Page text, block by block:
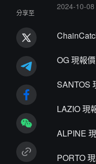
分享至
2024-10-
OG 現報
SANTOS
LAZIO 現
ALPINE
PORTO